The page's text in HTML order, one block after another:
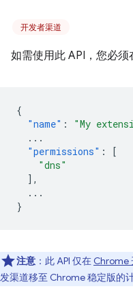
开发者渠道
如需使用此 API，您必须
{
"name" : "My
...
"permissions" :
[
"dns"
],
...
}
注意 ：此 API 仅在 Chrome
发渠道移至 Chrome 稳定版的计